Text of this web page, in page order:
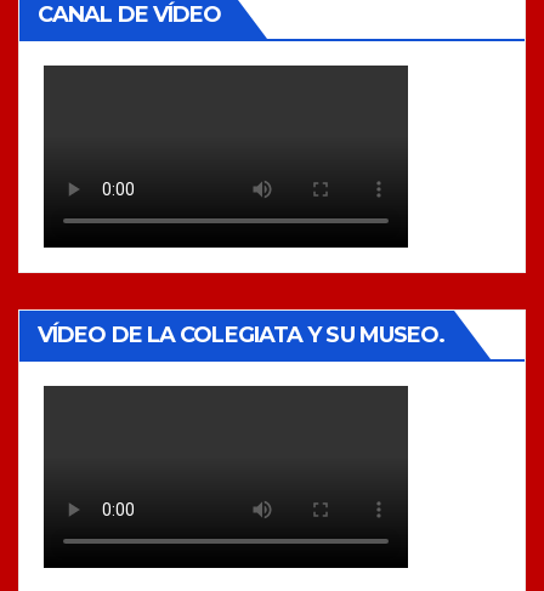
CANAL DE VÍDEO
VÍDEO DE LA COLEGIATA Y SU MUSEO.